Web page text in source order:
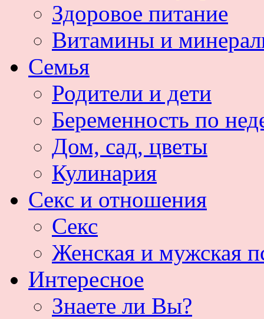
Здоровое питание
Витамины и
Семья
Родители и дети
Беременность по
Дом, сад, цветы
Кулинария
Секс и отношения
Секс
Женская и мужская
Интересное
Знаете ли Вы?